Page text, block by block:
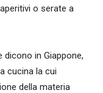
o serate a
dicono in Giappone,
cucina la cui
della materia